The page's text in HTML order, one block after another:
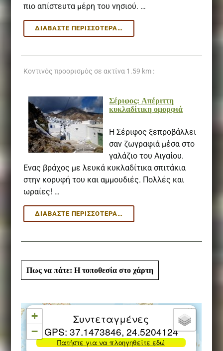
πιο απίστευτα μέρη του νησιού. …
ΔΙΑΒΆΣΤΕ ΠΕΡΙΣΣΌΤΕΡΑ…
–
ΣΏΣΤΗΣ:
ΠΑΝΗΓΎΡΙ
«ΚΤΉΤΟΡΕΣ»
Κοντινός προορισμός σε ακτίνα 1.59 km :
Σέριφος: Aπέριττη
κυκλαδίτικη ομορφιά
Η Σέριφος ξεπροβάλλει
σαν ζωγραφιά μέσα στο
γαλάζιο του Αιγαίου.
Ενας βράχος με λευκά κυκλαδίτικα σπιτάκια
στην κορυφή του και αμμουδιές. Πολλές και
ωραίες! …
ΔΙΑΒΆΣΤΕ ΠΕΡΙΣΣΌΤΕΡΑ…
AΠΈΡΙΤΤΗ
ΟΜΟΡΦΙΆ
Πως να πάτε: Η τοποθεσία στο χάρτη